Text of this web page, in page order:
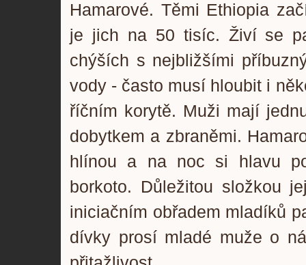
Hamarové. Těmi Ethiopia
je jich na 50 tisíc. Živí se
chýších s nejbližšími
vody - často musí hloubit i
říčním korytě. Muži mají
dobytkem a zbraněmi.
hlínou a na noc si hlavu
borkoto. Důležitou složkou
iniciačním obřadem mladíků
dívky prosí mladé muže o